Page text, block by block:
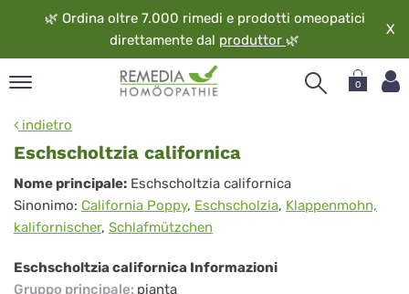
🌿 Ordina oltre 7.000 rimedi e prodotti omeopatici
direttamente dal produttor 🌿
X
0
indietro
Eschscholtzia californica
Eschscholtzia
californica
Nome principale: Eschscholtzia californica
Sinonimo: California Poppy, Eschscholzia, Klappenmohn,
kalifornischer, Schlafmützchen
Eschscholtzia californica Informazioni
Gruppo principale: pianta